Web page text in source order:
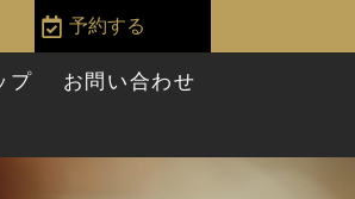
予約する
プ お問い合わせ